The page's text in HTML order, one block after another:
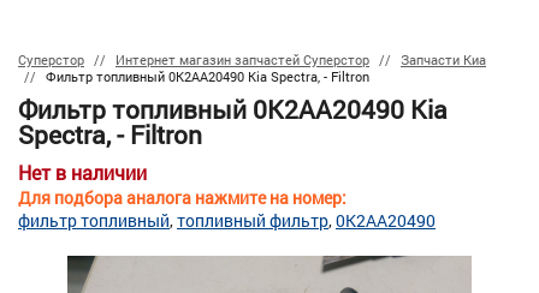
Суперстор Интернет магазин запчастей Суперстор
Запчасти Киа
Фильтр топливный 0K2AA20490 Kia Spectra, - Filtron
Фильтр топливный 0K2AA20490 Kia
Spectra, - Filtron
Нет в наличии
Для подбора аналога нажмите на номер:
фильтр топливный топливный фильтр 0K2AA20490